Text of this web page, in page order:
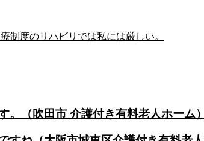
制度のリハビリでは私には厳しい。
（吹田市 介護付き有料老人ホーム）